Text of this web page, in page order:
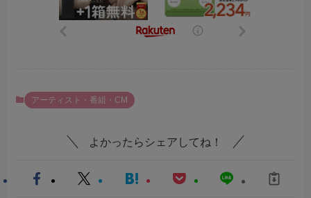
アーティスト・番組・CM
よかったらシェアしてね！